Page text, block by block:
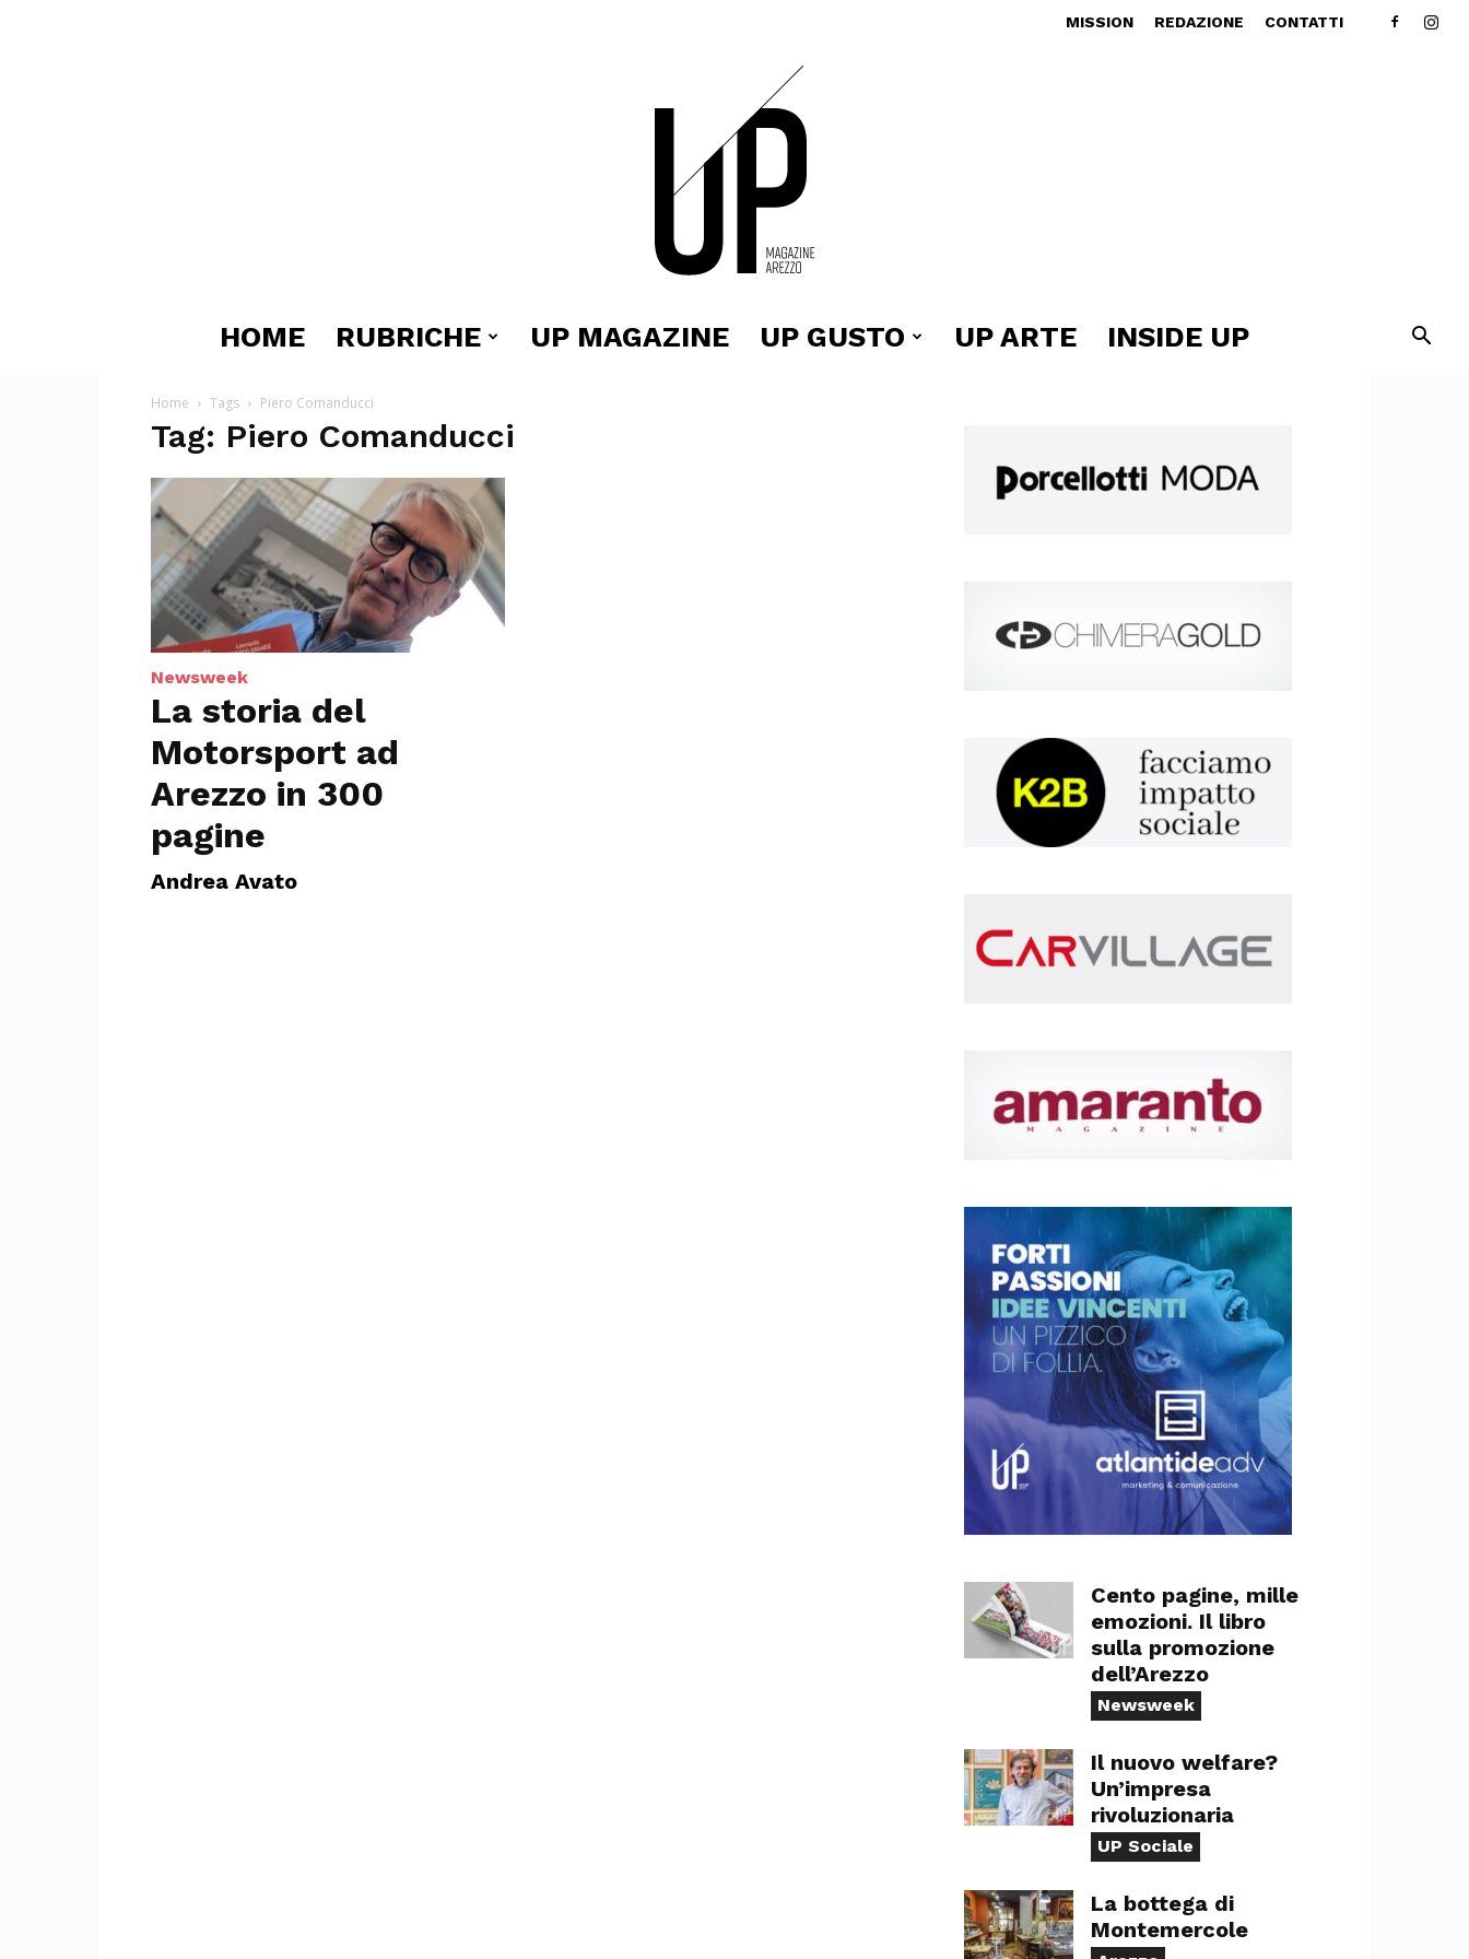
MISSION REDAZIONE CONTATTI
HOME RUBRICHE UP MAGAZINE UP GUSTO UP ARTE INSIDE UP
Home Tags Piero Comanducci
Tag: Piero Comanducci
Newsweek
La storia del
Motorsport ad
Arezzo in 300
pagine
Andrea Avato
Cento pagine, mille
emozioni. Il libro
sulla promozione
dell’Arezzo
Newsweek
Il nuovo welfare?
Un’impresa
rivoluzionaria
UP Sociale
La bottega di
Montemercole